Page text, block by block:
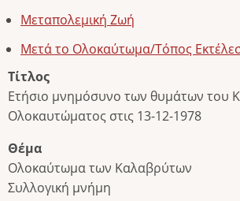
Μεταπολεμική Ζωή
Μετά το Ολοκαύτωμα/Τόπος
Τίτλος
Ετήσιο μνημόσυνο των θυμάτων του
Ολοκαυτώματος στις 13-12-1978
Θέμα
Ολοκαύτωμα των Καλαβρύτων
Συλλογική μνήμη